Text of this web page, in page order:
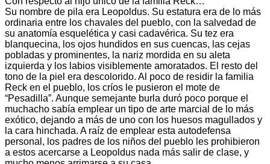
Su nombre de pila era Leopoldus. Su estatura era de lo más
ordinaria entre los chavales del pueblo, con la salvedad de
su anatomía esquelética y casi cadavérica. Su tez era
blanquecina, los ojos hundidos en sus cuencas, las cejas
pobladas y prominentes, la nariz mordida en su aleta
izquierda y los labios visiblemente amoratados. El resto del
tono de la piel era descolorido. Al poco de residir la familia
Reck en el pueblo, los críos le pusieron el mote de
“Pesadilla”. Aunque semejante burla duró poco porque el
muchacho sabía emplear un tipo de arte marcial de lo más
exótico, dejando a más de uno con los huesos magullados y
la cara hinchada. A raíz de emplear esta autodefensa
personal, los padres de los niños del pueblo les prohibieron
a estos acercarse a Leopoldus nada más salir de clase, y